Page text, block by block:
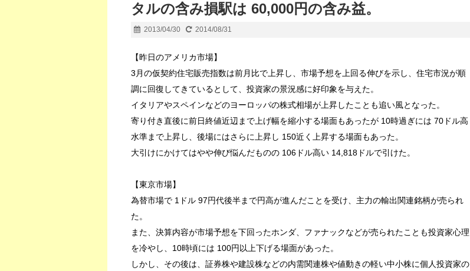
タルの含み損駅は 60,000円の含み益。
2013/04/30 2014/08/31
【昨日のアメリカ市場】
3月の仮契約住宅販売指数は前月比で上昇し、市場予想を上回る伸びを示し、住宅市況が順
調に回復してきているとして、投資家の景況感に好印象を与えた。
イタリアやスペインなどのヨーロッパの株式相場が上昇したことも追い風となった。
寄り付き直後に前日終値近辺まで上げ幅を縮小する場面もあったが 10時過ぎには 70ドル高
水準まで上昇し、後場にはさらに上昇し 150近く上昇する場面もあった。
大引けにかけてはやや伸び悩んだものの 106ドル高い 14,818ドルで引けた。
【東京市場】
為替市場で 1ドル 97円代後半まで円高が進んだことを受け、主力の輸出関連銘柄が売られ
た。
また、決算内容が市場予想を下回ったホンダ、ファナックなどが売られたことも投資家心理
を冷やし、10時頃には 100円以上下げる場面があった。
しかし、その後は、証券株や建設株などの内需関連株や値動きの軽い中小株に個人投資家の